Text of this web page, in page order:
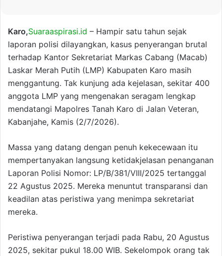
Karo,Suaraaspirasi.id – Hampir satu tahun sejak
laporan polisi dilayangkan, kasus penyerangan brutal
terhadap Kantor Sekretariat Markas Cabang (Macab)
Laskar Merah Putih (LMP) Kabupaten Karo masih
menggantung. Tak kunjung ada kejelasan, sekitar 400
anggota LMP yang mengenakan seragam lengkap
mendatangi Mapolres Tanah Karo di Jalan Veteran,
Kabanjahe, Kamis (2/7/2026).
Massa yang datang dengan penuh kekecewaan itu
mempertanyakan langsung ketidakjelasan penanganan
Laporan Polisi Nomor: LP/B/381/VIII/2025 tertanggal
22 Agustus 2025. Mereka menuntut transparansi dan
keadilan atas peristiwa yang menimpa sekretariat
mereka.
Peristiwa penyerangan terjadi pada Rabu, 20 Agustus
2025, sekitar pukul 18.00 WIB. Sekelompok orang tak